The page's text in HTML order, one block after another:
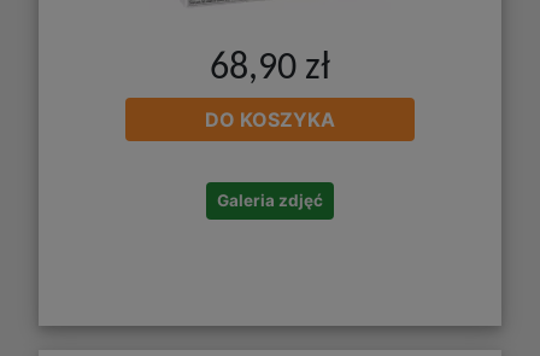
68,90 zł
DO KOSZYKA
Galeria zdjęć